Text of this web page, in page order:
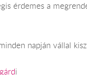
érdemes a
napján vállal
i